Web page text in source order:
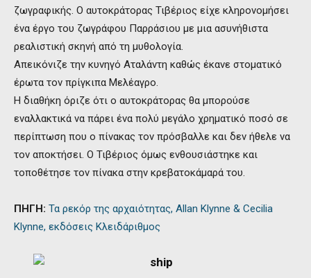
ζωγραφικής. Ο αυτοκράτορας Τιβέριος είχε κληρονομήσει
ένα έργο του ζωγράφου Παρράσιου με μια ασυνήθιστα
ρεαλιστική σκηνή από τη μυθολογία.
Απεικόνιζε την κυνηγό Αταλάντη καθώς έκανε στοματικό
έρωτα τον πρίγκιπα Μελέαγρο.
Η διαθήκη όριζε ότι ο αυτοκράτορας θα μπορούσε
εναλλακτικά να πάρει ένα πολύ μεγάλο χρηματικό ποσό σε
περίπτωση που ο πίνακας τον πρόσβαλλε και δεν ήθελε να
τον αποκτήσει. Ο Τιβέριος όμως ενθουσιάστηκε και
τοποθέτησε τον πίνακα στην κρεβατοκάμαρά του.
ΠΗΓΗ: Τα ρεκόρ της αρχαιότητας, Allan Klynne & Cecilia
Klynne, εκδόσεις Κλειδάριθμος